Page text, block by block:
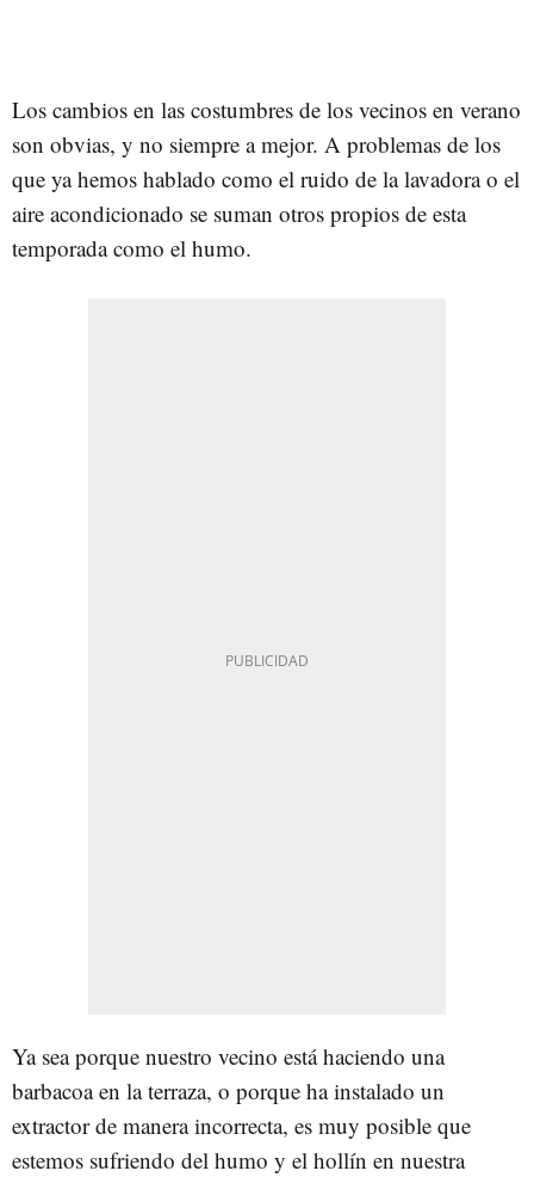
Los cambios en las costumbres de los vecinos en verano
son obvias, y no siempre a mejor. A problemas de los
que ya hemos hablado como el ruido de la lavadora o el
aire acondicionado se suman otros propios de esta
temporada como el humo.
Ya sea porque nuestro vecino está haciendo una
barbacoa en la terraza, o porque ha instalado un
extractor de manera incorrecta, es muy posible que
estemos sufriendo del humo y el hollín en nuestra